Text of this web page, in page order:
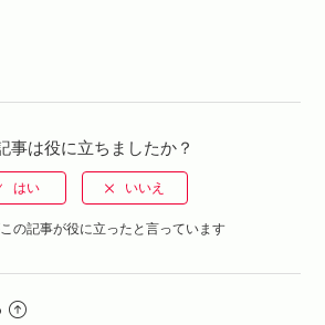
事は役に立ちましたか？
の記事が役に立ったと言っています